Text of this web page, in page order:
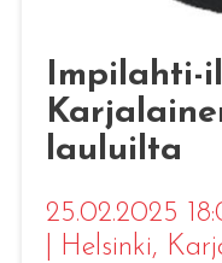
Impilahti-
lauluilta
25.02.2025
Helsinki,